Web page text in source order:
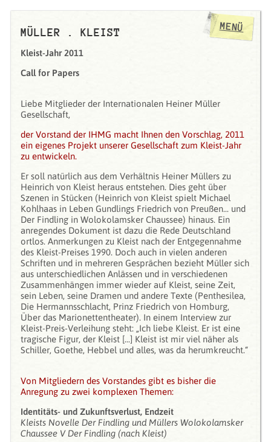
MÜLLER . KLEIST
Kleist-Jahr 2011
Call for Papers
Liebe Mitglieder der Internationalen Heiner Müller
Gesellschaft,
der Vorstand der IHMG macht Ihnen den Vorschlag, 2011
ein eigenes Projekt unserer Gesellschaft zum Kleist-Jahr
zu entwickeln.
Er soll natürlich aus dem Verhältnis Heiner Müllers zu
Heinrich von Kleist heraus entstehen. Dies geht über
Szenen in Stücken (Heinrich von Kleist spielt Michael
Kohlhaas in Leben Gundlings Friedrich von Preußen... und
Der Findling in Wolokolamsker Chaussee) hinaus. Ein
anregendes Dokument ist dazu die Rede Deutschland
ortlos. Anmerkungen zu Kleist nach der Entgegennahme
des Kleist-Preises 1990. Doch auch in vielen anderen
Schriften und in mehreren Gesprächen bezieht Müller sich
aus unterschiedlichen Anlässen und in verschiedenen
Zusammenhängen immer wieder auf Kleist, seine Zeit,
sein Leben, seine Dramen und andere Texte (Penthesilea,
Die Hermannsschlacht, Prinz Friedrich von Homburg,
Über das Marionettentheater). In einem Interview zur
Kleist-Preis-Verleihung steht: „Ich liebe Kleist. Er ist eine
tragische Figur, der Kleist [...] Kleist ist mir viel näher als
Schiller, Goethe, Hebbel und alles, was da herumkreucht.“
Von Mitgliedern des Vorstandes gibt es bisher die
Anregung zu zwei komplexen Themen:
Identitäts- und Zukunftsverlust, Endzeit
Kleists Novelle Der Findling und Müllers Wolokolamsker
Chaussee V Der Findling (nach Kleist)
MENÜ